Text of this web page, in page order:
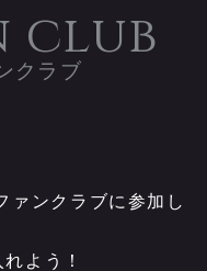
club
ンクラブに参加し
よう！